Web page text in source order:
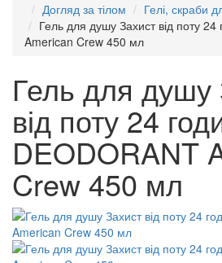
Догляд за тілом
Гелі, скраби
Гель для душу Захист від поту
American Crew 450 мл
Гель для душу
від поту 24
DEODORANT
Crew 450 мл